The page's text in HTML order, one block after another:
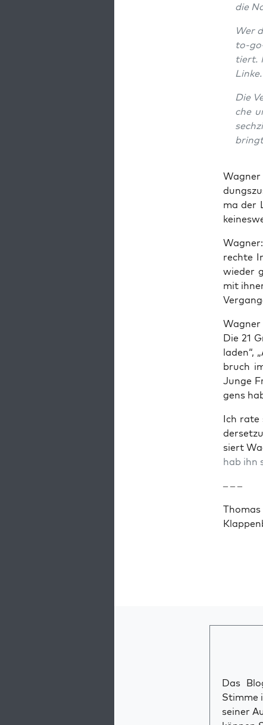
die
Wer
to-
tiert.
Die
che
ma der
rech­te
wie­der
mit
Die 21
la­den“,
bruch
Jun­ge
gens
Ich rate
siert
hab ihn
– – –
Das
Stimme
seiner